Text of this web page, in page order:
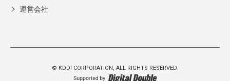
運営会社
© KDDI CORPORATION, ALL RIGHTS RESERVED.